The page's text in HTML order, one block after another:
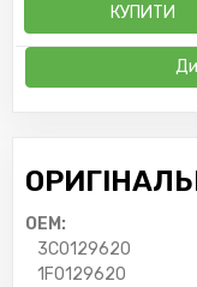
КУПИТИ
OEM:
3C0129620
1F0129620